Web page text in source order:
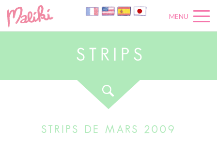
MENU
S R P S
STRIPS DE MARS 2009